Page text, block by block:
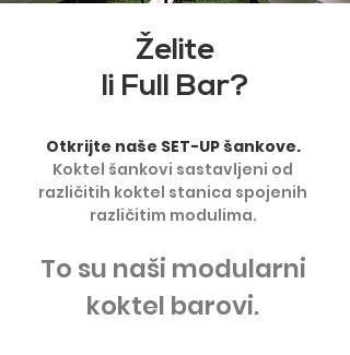
Želite
li Full Bar?
Otkrijte naše SET-UP šankove.
Koktel šankovi sastavljeni od
različitih koktel stanica spojenih
različitim modulima.
To su naši modularni
koktel barovi.